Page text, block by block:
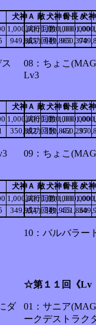
犬神Ａ 犬神Ｂ
犬
1,000,000 1,000,000
949,865 949,865
犬神Ａ 犬神Ｂ
犬
1,000,000 1,000,000
350,892 350,892
犬神Ａ 犬神Ｂ
犬
1,000,000 1,000,000
349,954 349,955
敵
骨長Ａ
試行回数 1,000,000
成功回数 950,370
08：ちょこ
Lv3
敵
骨長Ａ
試行回数 1,000,000
成功回数 450,297
09：ちょこ
敵
骨長Ａ
試行回数 1,000,000
成功回数 451,860
10：バルバラー
ダ
☆第１１回《Lv
01：サニア
ークデストラク